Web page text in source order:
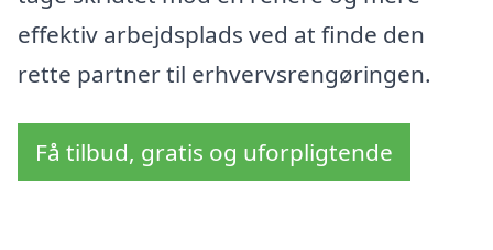
effektiv arbejdsplads ved at finde den
rette partner til erhvervsrengøringen.
Få tilbud, gratis og uforpligtende